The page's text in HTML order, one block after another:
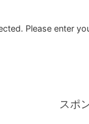
Please enter
スポ